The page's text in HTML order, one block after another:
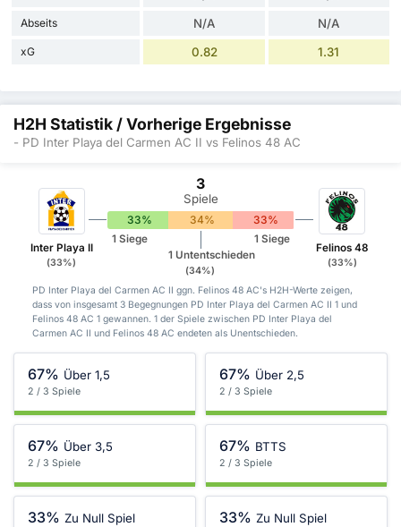
Abseits N/A N/A
xG 0.82 1.31
H2H Statistik / Vorherige Ergebnisse
- PD Inter Playa del Carmen AC II vs Felinos 48 AC
Inter Playa II
(33%)
3
Spiele
33% 34% 33%
1 Siege
1 Untentschieden
(34%)
1 Siege
Felinos 48
(33%)
PD Inter Playa del Carmen AC II ggn. Felinos 48 AC's H2H-Werte zeigen,
dass von insgesamt 3 Begegnungen PD Inter Playa del Carmen AC II 1 und
Felinos 48 AC 1 gewannen. 1 der Spiele zwischen PD Inter Playa del
Carmen AC II und Felinos 48 AC endeten als Unentschieden.
67% Über 1,5
2 / 3 Spiele
67% Über 2,5
2 / 3 Spiele
67% Über 3,5
2 / 3 Spiele
67% BTTS
2 / 3 Spiele
33% Zu Null Spiel 33% Zu Null Spiel